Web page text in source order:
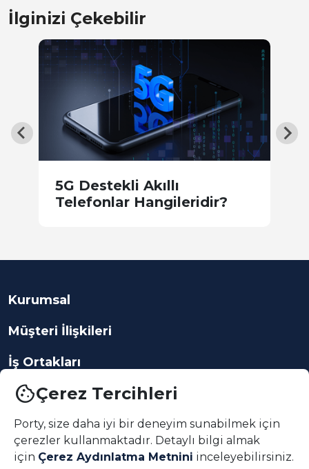
İlginizi Çekebilir
5G Destekli Akıllı
Telefonlar Hangileridir?
Kurumsal
Müşteri İlişkileri
İş Ortakları
cookieÇerez Tercihleri
Porty, size daha iyi bir deneyim sunabilmek için
çerezler kullanmaktadır. Detaylı bilgi almak
için Çerez Aydınlatma Metnini inceleyebilirsiniz.